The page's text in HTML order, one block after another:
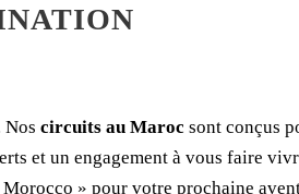
Nos circuits au Maroc sont conçus
et un engagement à vous faire
» pour votre prochaine